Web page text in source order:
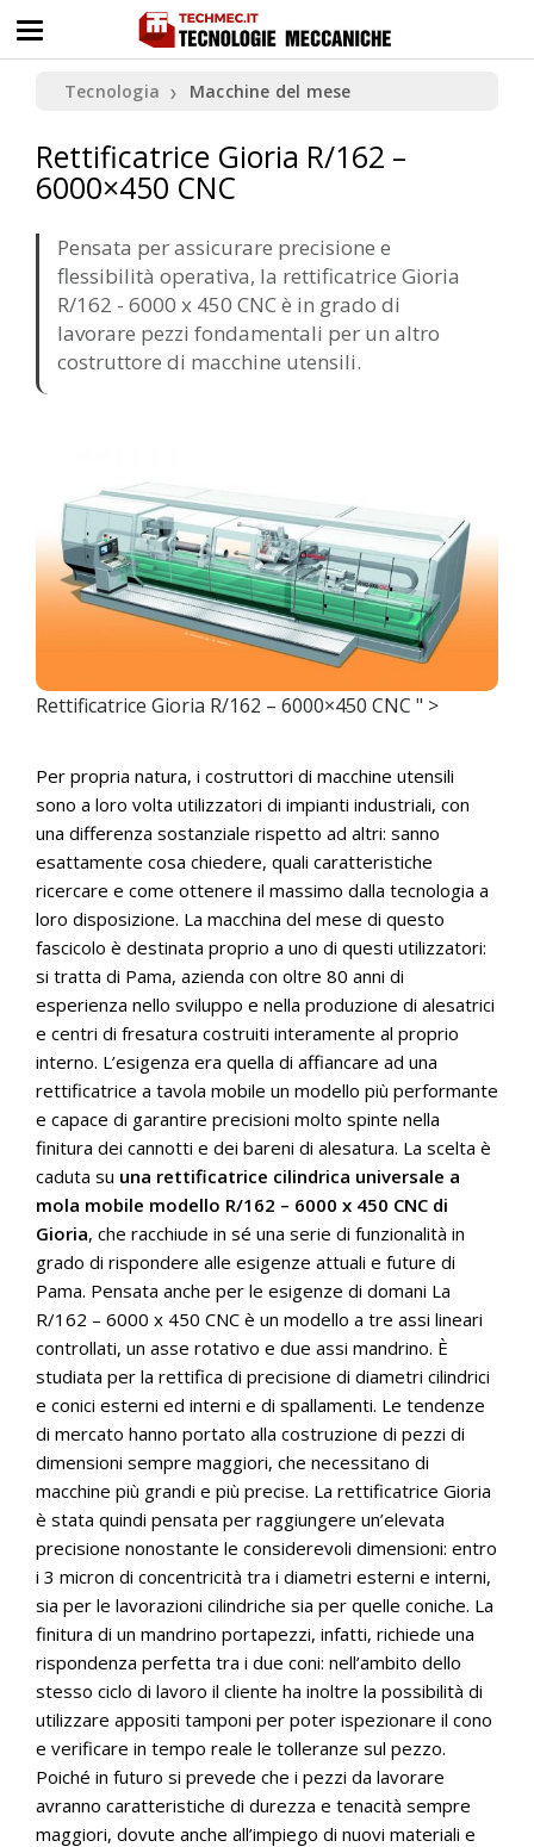
Tecnologia ❯ Macchine del mese
Rettificatrice Gioria R/162 –
6000×450 CNC
Pensata per assicurare precisione e
flessibilità operativa, la rettificatrice Gioria
R/162 - 6000 x 450 CNC è in grado di
lavorare pezzi fondamentali per un altro
costruttore di macchine utensili.
Rettificatrice Gioria R/162 – 6000×450 CNC " >
Per propria natura, i costruttori di macchine utensili
sono a loro volta utilizzatori di impianti industriali, con
una differenza sostanziale rispetto ad altri: sanno
esattamente cosa chiedere, quali caratteristiche
ricercare e come ottenere il massimo dalla tecnologia a
loro disposizione. La macchina del mese di questo
fascicolo è destinata proprio a uno di questi utilizzatori:
si tratta di Pama, azienda con oltre 80 anni di
esperienza nello sviluppo e nella produzione di alesatrici
e centri di fresatura costruiti interamente al proprio
interno. L’esigenza era quella di affiancare ad una
rettificatrice a tavola mobile un modello più performante
e capace di garantire precisioni molto spinte nella
finitura dei cannotti e dei bareni di alesatura. La scelta è
caduta su una rettificatrice cilindrica universale a
mola mobile modello R/162 – 6000 x 450 CNC di
Gioria, che racchiude in sé una serie di funzionalità in
grado di rispondere alle esigenze attuali e future di
Pama. Pensata anche per le esigenze di domani La
R/162 – 6000 x 450 CNC è un modello a tre assi lineari
controllati, un asse rotativo e due assi mandrino. È
studiata per la rettifica di precisione di diametri cilindrici
e conici esterni ed interni e di spallamenti. Le tendenze
di mercato hanno portato alla costruzione di pezzi di
dimensioni sempre maggiori, che necessitano di
macchine più grandi e più precise. La rettificatrice Gioria
è stata quindi pensata per raggiungere un’elevata
precisione nonostante le considerevoli dimensioni: entro
i 3 micron di concentricità tra i diametri esterni e interni,
sia per le lavorazioni cilindriche sia per quelle coniche. La
finitura di un mandrino portapezzi, infatti, richiede una
rispondenza perfetta tra i due coni: nell’ambito dello
stesso ciclo di lavoro il cliente ha inoltre la possibilità di
utilizzare appositi tamponi per poter ispezionare il cono
e verificare in tempo reale le tolleranze sul pezzo.
Poiché in futuro si prevede che i pezzi da lavorare
avranno caratteristiche di durezza e tenacità sempre
maggiori, dovute anche all’impiego di nuovi materiali e